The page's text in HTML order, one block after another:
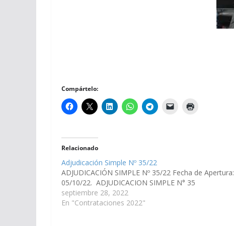
Compártelo:
Relacionado
Adjudicación Simple Nº 35/22
ADJUDICACIÓN SIMPLE Nº 35/22 Fecha de Apertura:
05/10/22. ADJUDICACION SIMPLE N° 35
septiembre 28, 2022
En "Contrataciones 2022"